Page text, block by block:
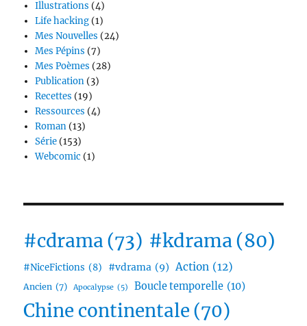
Illustrations (4)
Life hacking(1)
Mes Nouvelles (24)
Mes Pépins (7)
Mes Poèmes (28)
Publication(3)
Recettes (19)
Ressources (4)
Roman(13)
Série(153)
Webcomic (1)
#cdrama (73) #kdrama(80)
#NiceFictions (8) #vdrama (9) Action (12)
Ancien (7) Apocalypse (5) Boucle temporelle (10)
Chine continentale (70)